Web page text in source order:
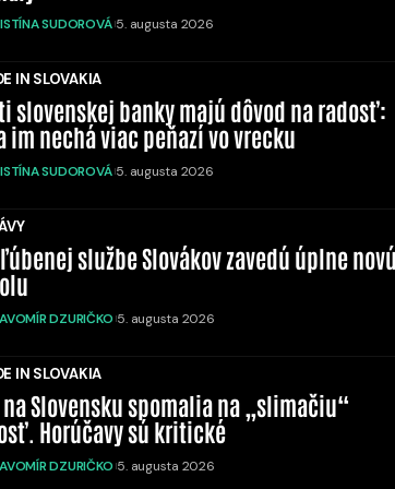
SUDOROVÁ 5. augusta 2026
IN SLOVAKIA
slovenskej banky majú dôvod na radosť:
im nechá viac peňazí vo vrecku
SUDOROVÁ 5. augusta 2026
službe Slovákov zavedú úplne
DZURIČKO 5. augusta 2026
IN SLOVAKIA
Slovensku spomalia na „slimačiu“
Horúčavy sú kritické
DZURIČKO 5. augusta 2026